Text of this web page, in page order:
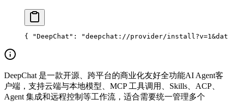
{ "DeepChat" : "deepchat://provider/
DeepChat 是一款开源、跨平台的商业化友好全功能AI Agent客
户端，支持云端与本地模型、MCP 工具调用、Skills、ACP、
Agent 集成和远程控制等工作流，适合需要统一管理多个